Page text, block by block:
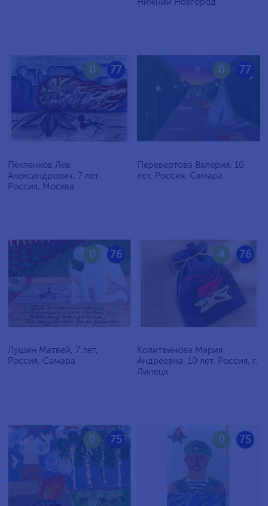
77
0
Пекленков Лев
Александрович, 7 лет,
Россия, Москва
77
0
Перевертова Валерия, 10
лет, Россия, Самара
76
0
Лушин Матвей, 7 лет,
Россия, Самара
76
4
Колитвинова Мария
Андреевна, 10 лет, Россия, г.
Липецк
75
0 75
0